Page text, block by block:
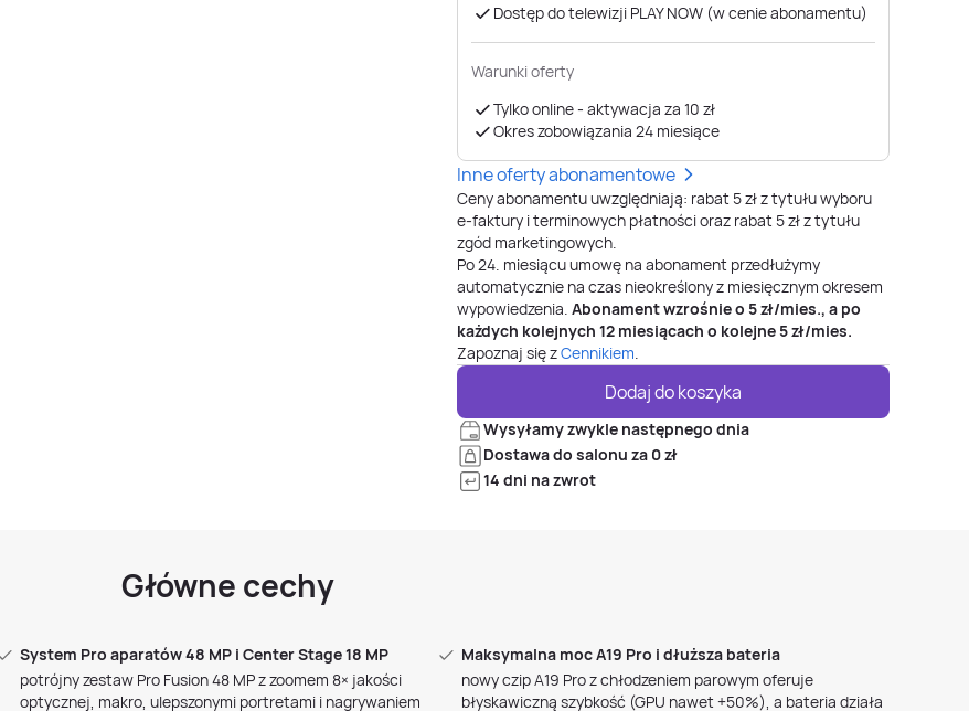
Dostęp do telewizji PLAY NOW (w cenie abonamentu)
Warunki oferty
Tylko online - aktywacja za 10 zł
Okres zobowiązania 24 miesiące
Inne oferty abonamentowe
Ceny abonamentu uwzględniają: rabat 5 zł z tytułu wyboru
e-faktury i terminowych płatności oraz rabat 5 zł z tytułu
zgód marketingowych.
Po24. miesiącu umowę na abonament przedłużymy
automatycznie na czas nieokreślony z miesięcznym okresem
wypowiedzenia. Abonament wzrośnie o 5zł/mies., a po
każdych kolejnych 12 miesiącach o kolejne5zł/mies.
Zapoznaj się zCennikiem.
Dodaj do koszyka
Wysyłamy zwykle następnego dnia
Dostawa do salonu za 0 zł
14 dni na zwrot
Główne cechy
System Pro aparatów 48 MP i Center Stage 18 MP
potrójny zestaw Pro Fusion 48 MP z zoomem 8× jakości
optycznej, makro, ulepszonymi portretami i nagrywaniem
Maksymalna moc A19 Pro i dłuższa bateria
nowy czip A19 Pro z chłodzeniem parowym oferuje
błyskawiczną szybkość (GPU nawet +50%), a bateria działa